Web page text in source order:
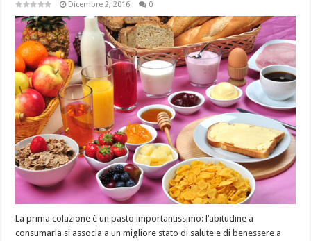
Dicembre 2, 2016 0
La prima colazione è un pasto importantissimo: l’abitudine a
consumarla si associa a un migliore stato di salute e di benessere a